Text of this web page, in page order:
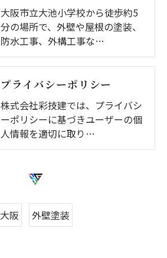
大阪市立大池小学校から徒歩約5
分の場所で、外壁や屋根の塗装、
防水工事、外構工事な…
プライバシーポリシー
株式会社彩技建では、プライバシ
ーポリシーに基づきユーザーの個
人情報を適切に取り…
大阪 外壁塗装